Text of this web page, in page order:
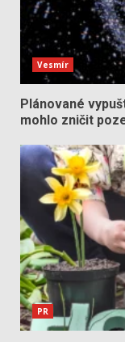
Vesmír
Plánované
mohlo zničit
PR